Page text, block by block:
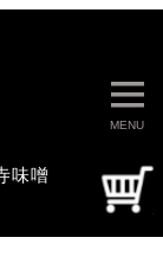
MENU
味噌